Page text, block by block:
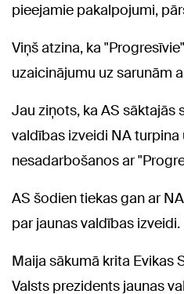
pieejamie pakalpojumi,
Viņš atzina, ka
uzaicinājumu uz sarunām
Jau ziņots, ka AS sāktajās
valdības izveidi NA turpina
nesadarbošanos ar
AS šodien tiekas gan ar
par jaunas valdības izveidi.
Maija sākumā krita Evikas
Valsts prezidents jaunas